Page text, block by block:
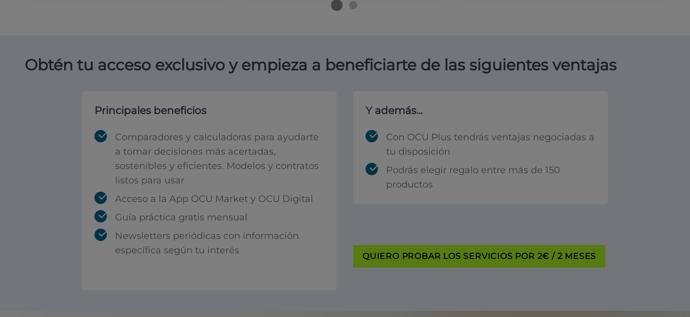
Obtén tu acceso exclusivo y empieza a beneficiarte de las siguientes ventajas
Principales beneficios
Comparadores y calculadoras para ayudarte
a tomar decisiones más acertadas,
sostenibles y eficientes. Modelos y contratos
listos para usar
Acceso a la App OCU Market y OCU Digital
Guía práctica gratis mensual
Newsletters periódicas con información
específica según tu interés
Y además...
Con OCU Plus tendrás ventajas negociadas a
tu disposición
Podrás elegir regalo entre más de 150
productos
QUIERO PROBAR LOS SERVICIOS POR 2€ / 2 MESES